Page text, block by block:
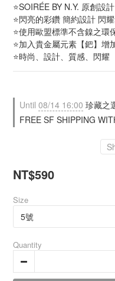
⭐SOIRÉE BY N.Y. 原創設計
⭐閃亮的彩鑽 簡約設計 閃
⭐使用歐盟標準不含鎳之環
⭐加入貴金屬元素【鈀】
⭐時尚、設計、質感、閃耀
Until 08/14 16:00 珍藏之
FREE SF SHIPPING
NT$590
Size
Quantity